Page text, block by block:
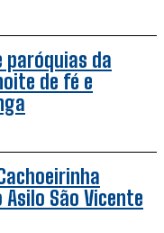
paróquias da
de fé e
São Vicente